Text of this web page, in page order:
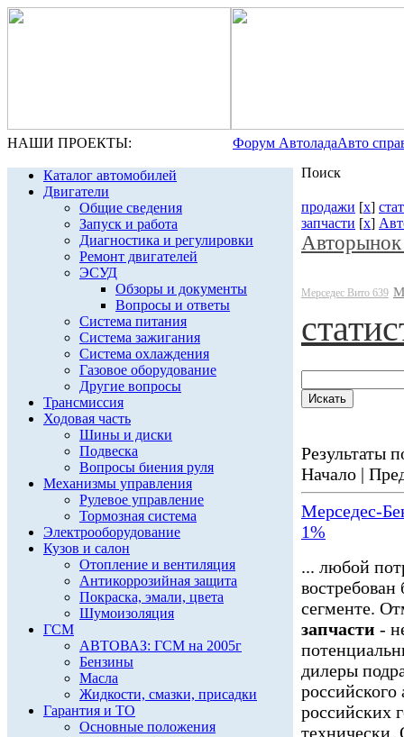
НАШИ ПРОЕКТЫ: Форум АвтоладаАвто
Каталог автомобилей
Двигатели
Общие сведения
Запуск и работа
Диагностика и регулировки
Ремонт двигателей
ЭСУД
Обзоры и документы
Вопросы и ответы
Система питания
Система зажигания
Система охлаждения
Газовое оборудование
Другие вопросы
Трансмиссия
Ходовая часть
Шины и диски
Подвеска
Вопросы биения руля
Механизмы управления
Рулевое управление
Тормозная система
Электрооборудование
Кузов и салон
Отопление и вентиляция
Антикоррозийная защита
Покраска, эмали, цвета
Шумоизоляция
ГСМ
АВТОВАЗ: ГСМ на 2005г
Бензины
Масла
Жидкости, смазки, присадки
Гарантия и ТО
Основные положения
Поиск
продажи [x]
запчасти [x]
Авторынок
Мерседес Вито 639
Результаты
Начало |
Мерседес-
1%
... любой
сегменте.
запчасти -
дилеры
российского
российских
технически.